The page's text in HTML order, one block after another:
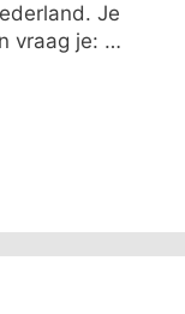
Je
vraag je: …